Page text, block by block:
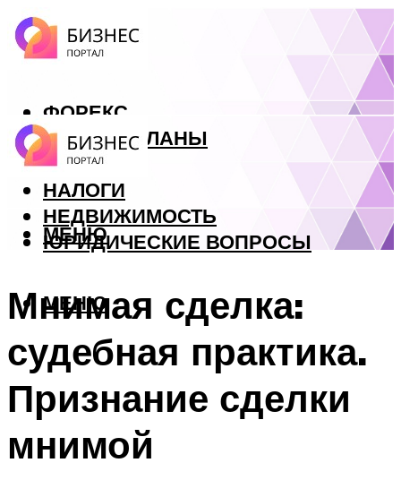
ФОРЕКС
БИЗНЕС ПЛАНЫ
КРЕДИТЫ
НАЛОГИ
НЕДВИЖИМОСТЬ
ЮРИДИЧЕСКИЕ ВОПРОСЫ
МЕНЮ
МЕНЮ
Мнимая сделка:
судебная практика.
Признание сделки
мнимой